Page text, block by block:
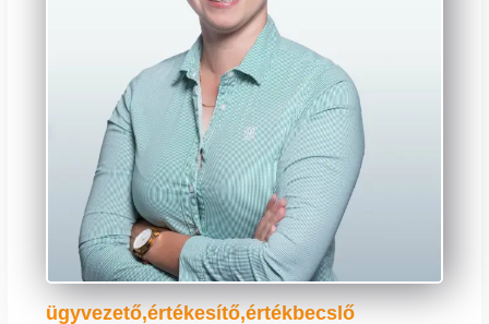
ügyvezető,értékesítő,értékbecslő